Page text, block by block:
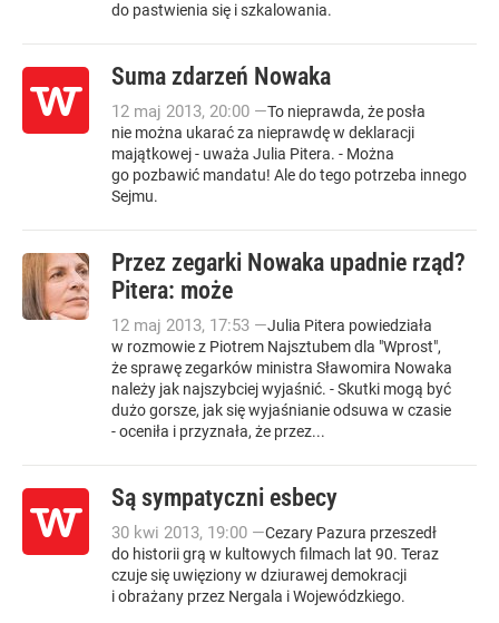
do pastwienia się i szkalowania.
Suma zdarzeń Nowaka
12 maj 2013, 20:00 —To nieprawda, że posła
nie można ukarać za nieprawdę w deklaracji
majątkowej - uważa Julia Pitera. - Można
go pozbawić mandatu! Ale do tego potrzeba innego
Sejmu.
Przez zegarki Nowaka upadnie rząd?
Pitera: może
12 maj 2013, 17:53 —Julia Pitera powiedziała
w rozmowie z Piotrem Najsztubem dla "Wprost",
że sprawę zegarków ministra Sławomira Nowaka
należy jak najszybciej wyjaśnić. - Skutki mogą być
dużo gorsze, jak się wyjaśnianie odsuwa w czasie
- oceniła i przyznała, że przez...
Są sympatyczni esbecy
30 kwi 2013, 19:00 —Cezary Pazura przeszedł
do historii grą w kultowych filmach lat 90. Teraz
czuje się uwięziony w dziurawej demokracji
i obrażany przez Nergala i Wojewódzkiego.